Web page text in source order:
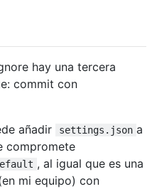
hay una tercera
commit con
añadir
settings.json a
compromete
, al igual que es una
mi equipo) con